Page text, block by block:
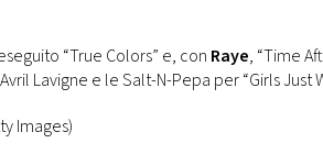
“True Colors” e, con Raye, “Time
Lavigne e le Salt-N-Pepa per “Girls Just
Images)